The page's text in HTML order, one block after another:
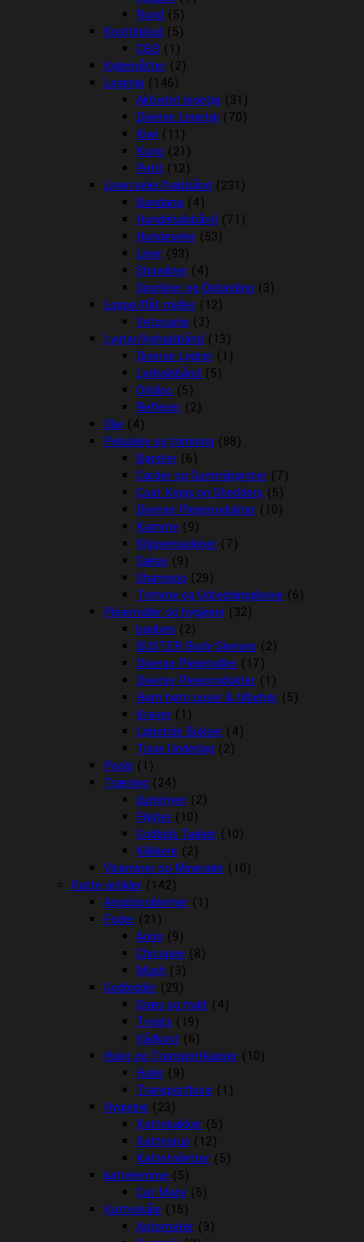
Rund (5)
Kosttilskud (5)
CBD (1)
Kølemåtter (2)
Legetøj (146)
Aktivitet legetøj (31)
Diverse Legetøj (70)
Kiwi (11)
Kong (21)
Petit (12)
Liner/seler/halsbånd (231)
Bandana (4)
Hundehalsbånd (71)
Hundeseler (53)
Liner (93)
Showliner (4)
Sporliner og Opbinding (3)
Loppe/flåt midler (12)
Vetocanis (3)
Lygter/lyshalsbånd (13)
Diverse Lygter (1)
Lyshalsbånd (5)
Orbiloc (5)
Reflexer (2)
Olie (4)
Pelspleje og trimning (88)
Børster (6)
Carder og Gummibørster (7)
Coat Kings og Shedders (5)
Diverse Plejeprodukter (10)
Kamme (9)
Klippemaskiner (7)
Sakse (9)
Shampoo (29)
Trimme og Udredningsknive (6)
Plejemidler og hygiejne (32)
bagben (2)
BUSTER Body Sleeves (2)
Diverse Plejemidler (17)
Diverse Plejeprodukter (1)
Høm høm poser & tilbehør (5)
Kraver (1)
Løbetids Bukser (4)
Tisse Underlag (2)
Pools (1)
Træning (24)
dummyer (2)
Fløjter (10)
Godbids Tasker (10)
Klikkere (2)
Vitaminer og Mineraler (10)
Katte artikler (142)
Angstproblemer (1)
Foder (21)
Arion (9)
Chicopee (8)
Mush (3)
Godbidder (29)
Græs og malt (4)
Treats (19)
Vådkost (6)
Huler og Transportkasser (10)
Huler (9)
Transportbure (1)
Hygiejne (23)
Kattebakker (5)
Kattegrus (12)
Kattetoiletter (5)
kattelemme (5)
Cat Mate (5)
Katteskåle (15)
Automater (3)